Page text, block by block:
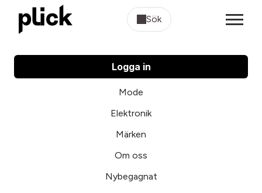
Sök
Logga in
Mode
Elektronik
Märken
Om oss
Nybegagnat